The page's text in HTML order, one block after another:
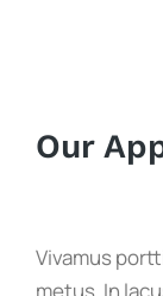
Our
Vivamus